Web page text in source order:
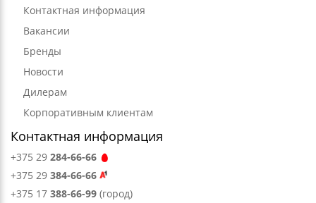
Контактная информация
Вакансии
Бренды
Новости
Дилерам
Корпоративным клиентам
Контактная информация
+375 29 284-66-66
+375 29 384-66-66
+375 17 388-66-99 (город)